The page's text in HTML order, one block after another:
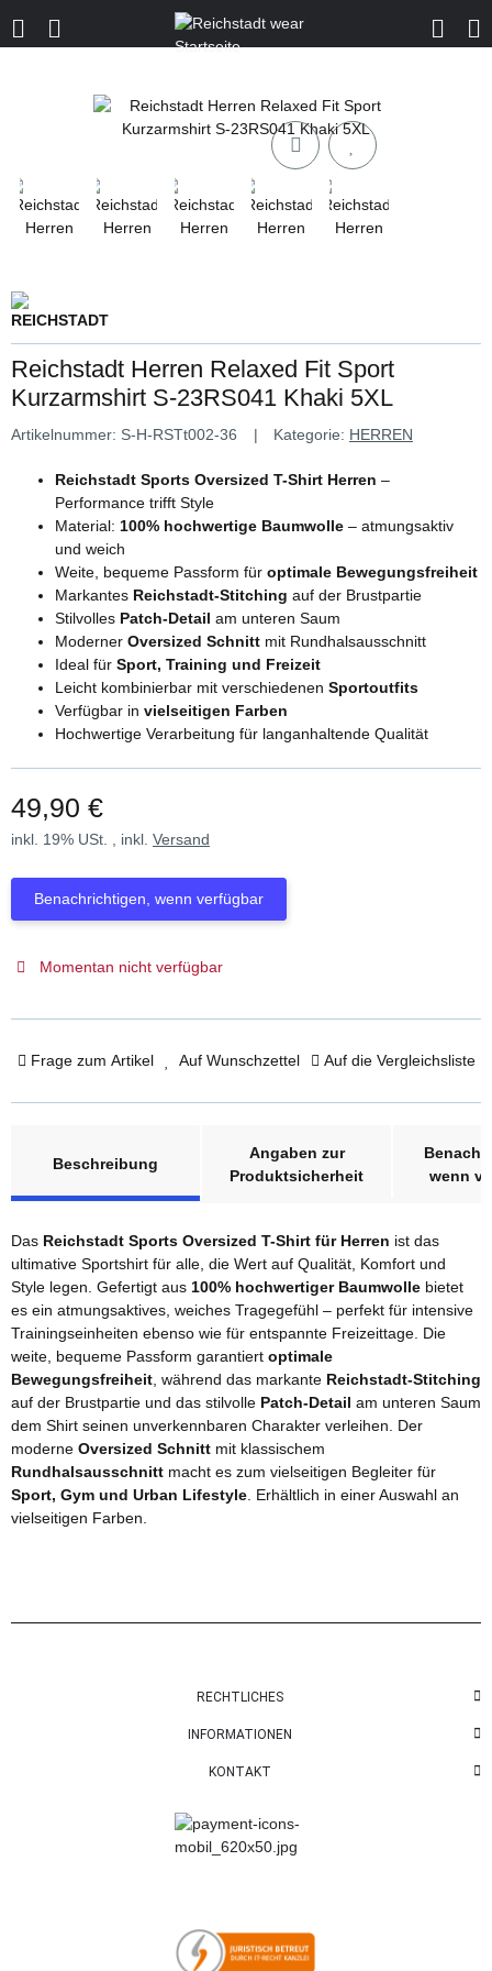
Reichstadt Herren Relaxed Fit Sport
Kurzarmshirt S-23RS041 Khaki 5XL
Artikelnummer: S-H-RSTt002-36 Kategorie: HERREN
Reichstadt Sports Oversized T-Shirt Herren –
Performance trifft Style
Material: 100% hochwertige Baumwolle – atmungsaktiv
und weich
Weite, bequeme Passform für optimale Bewegungsfreiheit
Markantes Reichstadt-Stitching auf der Brustpartie
Stilvolles Patch-Detail am unteren Saum
Moderner Oversized Schnitt mit Rundhalsausschnitt
Ideal für Sport, Training und Freizeit
Leicht kombinierbar mit verschiedenen Sportoutfits
Verfügbar in vielseitigen Farben
Hochwertige Verarbeitung für langanhaltende Qualität
49,90 €
inkl. 19% USt. , inkl. Versand
Benachrichtigen, wenn verfügbar
Momentan nicht verfügbar
Frage zum Artikel Auf Wunschzettel Auf die Vergleichsliste
Beschreibung
Angaben zur
Produktsicherheit
wenn
Das Reichstadt Sports Oversized T-Shirt für Herren ist das
ultimative Sportshirt für alle, die Wert auf Qualität, Komfort und
Style legen. Gefertigt aus 100% hochwertiger Baumwolle bietet
es ein atmungsaktives, weiches Tragegefühl – perfekt für intensive
Trainingseinheiten ebenso wie für entspannte Freizeittage. Die
weite, bequeme Passform garantiert optimale
Bewegungsfreiheit, während das markante Reichstadt-Stitching
auf der Brustpartie und das stilvolle Patch-Detail am unteren Saum
dem Shirt seinen unverkennbaren Charakter verleihen. Der
moderne Oversized Schnitt mit klassischem
Rundhalsausschnitt macht es zum vielseitigen Begleiter für
Sport, Gym und Urban Lifestyle. Erhältlich in einer Auswahl an
vielseitigen Farben.
RECHTLICHES
INFORMATIONEN
KONTAKT